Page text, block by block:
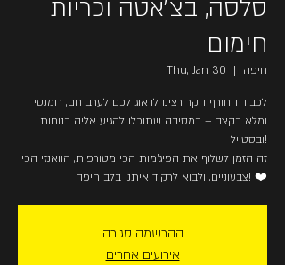
סלסה, בצ׳אטה וכריות
חימום
Thu, Jan 30
  |
חיפה
לכבוד החורף הקר רצינו לדאוג לכם לערב חם, רומנטי
ומלא בקצב – במסיבה שתוכלו להגיע אליה בנוחות
ובסטייל!
זה הזמן לשלוף את הפיג'מות הכי מטורפות, הוואנזי הכי
צבעוניים, ולבוא לרקוד איתנו בלב חיפה! ❤️
ההרשמה סגורה
אירועים אחרים